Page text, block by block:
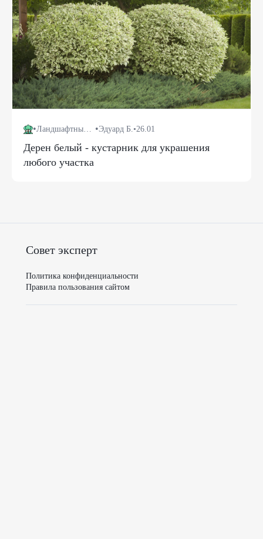
• Ландшафтный дизайн •Эдуард Б.•26.01
Дерен белый - кустарник для украшения
любого участка
Совет эксперт
Политика конфиденциальности
Правила пользования сайтом